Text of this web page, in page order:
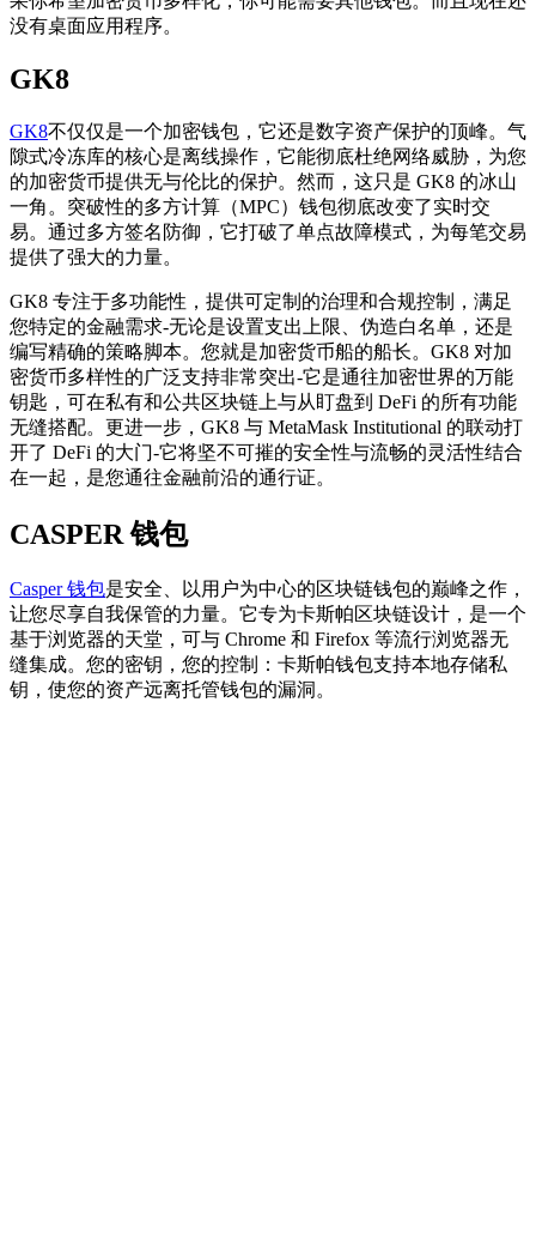
没有桌面应用程序。
GK8
GK8不仅仅是一个加密钱包，它还是数字资产保护的顶峰。气
隙式冷冻库的核心是离线操作，它能彻底杜绝网络威胁，为您
的加密货币提供无与伦比的保护。然而，这只是 GK8 的冰山
一角。突破性的多方计算（MPC）钱包彻底改变了实时交
易。通过多方签名防御，它打破了单点故障模式，为每笔交易
提供了强大的力量。
GK8 专注于多功能性，提供可定制的治理和合规控制，满足
您特定的金融需求-无论是设置支出上限、伪造白名单，还是
编写精确的策略脚本。您就是加密货币船的船长。GK8 对加
密货币多样性的广泛支持非常突出-它是通往加密世界的万能
钥匙，可在私有和公共区块链上与从盯盘到 DeFi 的所有功能
无缝搭配。更进一步，GK8 与 MetaMask Institutional 的联动打
开了 DeFi 的大门-它将坚不可摧的安全性与流畅的灵活性结合
在一起，是您通往金融前沿的通行证。
CASPER 钱包
Casper 钱包是安全、以用户为中心的区块链钱包的巅峰之作，
让您尽享自我保管的力量。它专为卡斯帕区块链设计，是一个
基于浏览器的天堂，可与 Chrome 和 Firefox 等流行浏览器无
缝集成。您的密钥，您的控制：卡斯帕钱包支持本地存储私
钥，使您的资产远离托管钱包的漏洞。